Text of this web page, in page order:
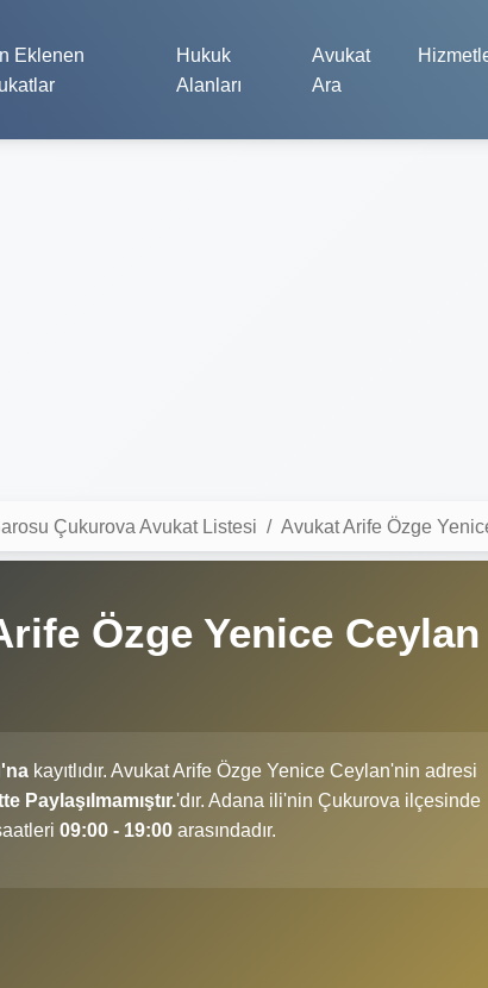
Eklenen
Hukuk
Alanları
Avukat
Ara
Çukurova Avukat Listesi Avukat Arife Özge
Özge Yenice Ceylan
kayıtlıdır. Avukat Arife Özge Yenice Ceylan'nin adresi
Paylaşılmamıştır.'dır. Adana ili'nin Çukurova ilçesinde
09:00 - 19:00 arasındadır.